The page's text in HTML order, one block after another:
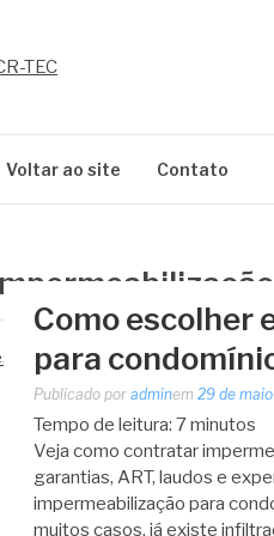
Voltar ao site Contato
Como escolher
para
Publicado por adminem 29 de
Tempo de leitura: 7minutos
Veja como contratar
garantias, ART, laudos e
impermeabilização para
muitos casos, já existe